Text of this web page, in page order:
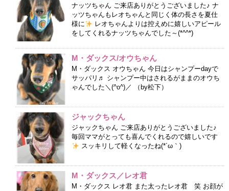
ナッツちゃん ご来店ありがとうございました♪ ナ
ッツちゃんもレオちゃんと同じく体の長さを夏仕
様に
レオちゃんよりは控えめに嬉しいアピール
をしてくれるナッツちゃんでした～(*^^*)
M・ダックス/オウちゃん
M・ダックス オウちゃん 今日はシャンプーdayで
サッパリ♬ シャンプー中はされるがままのオウち
ゃんでした＼(^o^)／ （by松下）
ジャックちゃん
ジャックちゃん ご来店ありがとうございました♪
毎回ママがとっても喜んでくれるので嬉しいです
スッキリして軽くなったね(*´ω｀)
M・ダックス／レオ君
M・ダックス レオ君 また太ったレオ君 笑 お顔が